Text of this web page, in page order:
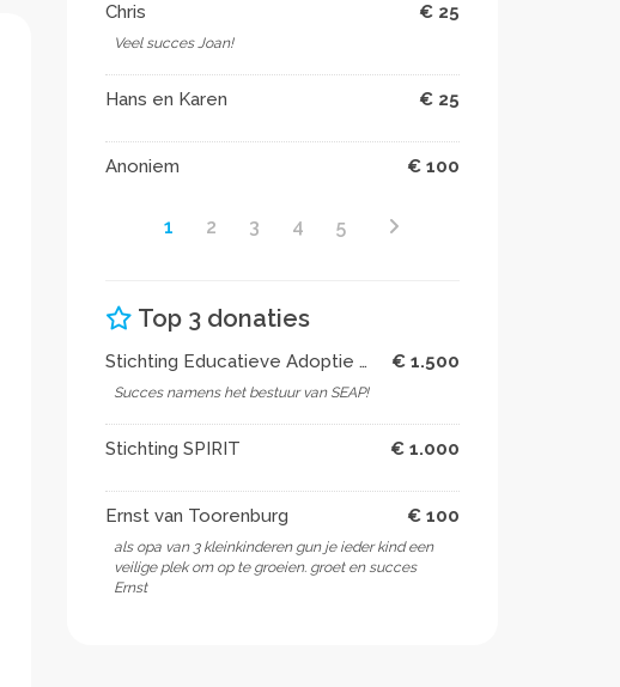
Chris € 25
Veel succes Joan!
Hans en Karen € 25
Anoniem € 100
1 2 3 4 5
Top 3 donaties
Stichting Educatieve Adoptie Projecten € 1.500
Succes namens het bestuur van SEAP!
Stichting SPIRIT € 1.000
Ernst van Toorenburg € 100
als opa van 3 kleinkinderen gun je ieder kind een
veilige plek om op te groeien. groet en succes
Ernst